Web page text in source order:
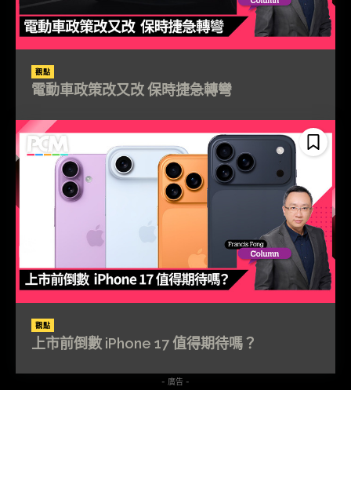
觀點
電動車政策改又改 保時捷急轉彎
觀點
上市前倒數 iPhone 17 值得期待嗎？
- 廣告 -